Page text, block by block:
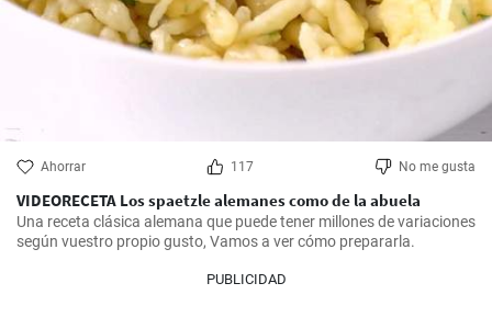
Ahorrar 117 No me gusta
VIDEORECETA Los spaetzle alemanes como de la abuela
Una receta clásica alemana que puede tener millones de variaciones
según vuestro propio gusto, Vamos a ver cómo prepararla.
PUBLICIDAD